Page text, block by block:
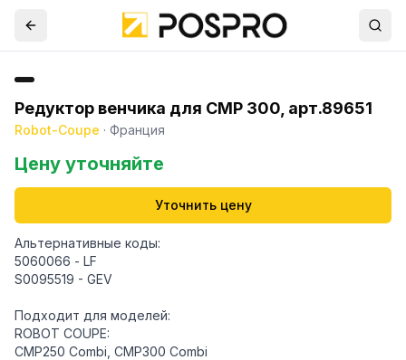
Редуктор венчика для CMP 300, арт.89651
Robot-Coupe · Франция
Цену уточняйте
Уточнить цену
Альтернативные коды:
5060066 - LF
S0095519 - GEV
Подходит для моделей:
ROBOT COUPE:
CMP250 Combi, CMP300 Combi